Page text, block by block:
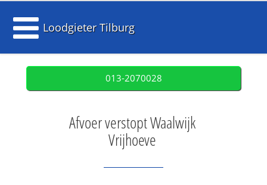
Loodgieter Tilburg
013-2070028
Afvoer verstopt Waalwijk
Vrijhoeve